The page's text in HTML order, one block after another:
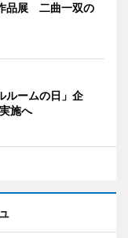
品展 二曲一双の
ルームの日」企
施へ